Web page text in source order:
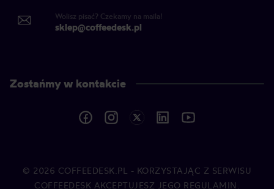
Wolisz pisać? Czekamy na maila!
sklep@coffeedesk.pl
Zostańmy w kontakcie
© 2026 COFFEEDESK.PL
- KORZYSTAJĄC Z SERWISU
COFFEEDESK AKCEPTUJESZ JEGO REGULAMIN.